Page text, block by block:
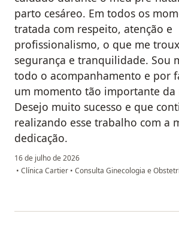
parto cesáreo. Em todos os
tratada com respeito, atenção e
profissionalismo, o que me
segurança e tranquilidade. Sou
todo o acompanhamento e por
um momento tão importante da
Desejo muito sucesso e que
realizando esse trabalho com a
dedicação.
16 de julho de 2026
• Clínica Cartier • Consulta Ginecologia e